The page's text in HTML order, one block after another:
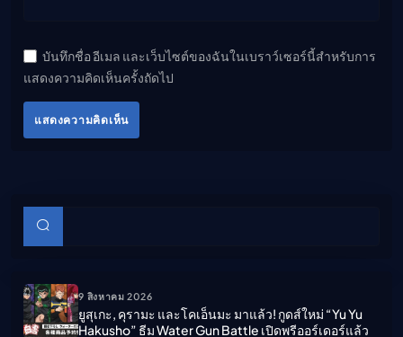
บันทึกชื่อ อีเมล และเว็บไซต์ของฉันในเบราว์เซอร์นี้สำหรับการ
แสดงความคิดเห็นครั้งถัดไป
แสดงความคิดเห็น
บทความย่อย
9 สิงหาคม 2026
ยูสุเกะ, คุรามะ และโคเอ็นมะ มาแล้ว! กูดส์ใหม่ “Yu Yu
Hakusho” ธีม Water Gun Battle เปิดพรีออร์เดอร์แล้ว